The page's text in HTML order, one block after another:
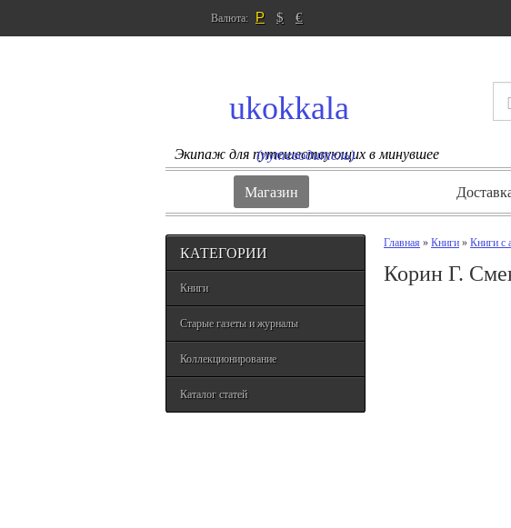
Валюта: Р $ €
ukokkala
Экипаж для путешествующих в минувшее
(путеводитель)
Магазин
КАТЕГОРИИ
Книги
Старые газеты и журналы
Коллекционирование
Каталог статей
Главная » Книги » Книги с
Корин Г.